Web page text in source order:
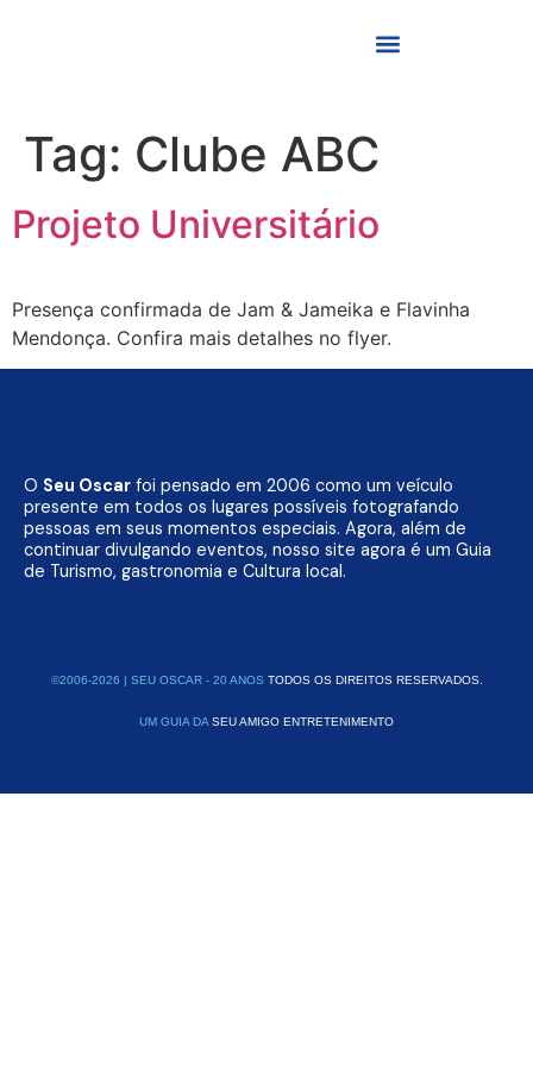
Tag: Clube ABC
Projeto Universitário
Presença confirmada de Jam & Jameika e Flavinha
Mendonça. Confira mais detalhes no flyer.
O Seu Oscar foi pensado em 2006 como um veículo
presente em todos os lugares possíveis fotografando
pessoas em seus momentos especiais. Agora, além de
continuar divulgando eventos, nosso site agora é um Guia
de Turismo, gastronomia e Cultura local.
©2006-2026 | SEU OSCAR - 20 ANOS TODOS OS DIREITOS RESERVADOS.
UM GUIA DA SEU AMIGO ENTRETENIMENTO